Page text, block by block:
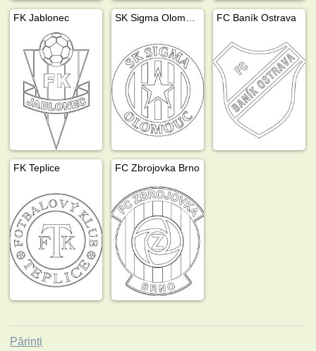
FK Jablonec FC Baník Ostrava
FK Teplice FC Zbrojovka Brno
Părinți